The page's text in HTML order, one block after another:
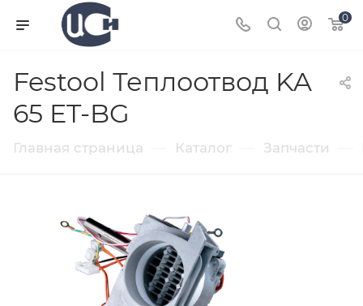
0
Festool Теплоотвод KA
65 ET-BG
Главная страница Каталог Запчасти